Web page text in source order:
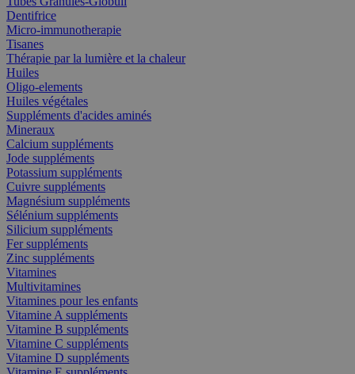
Dentifrice
Micro-immunotherapie
Tisanes
Thérapie par la lumière et la chaleur
Huiles
Oligo-elements
Huiles végétales
Suppléments d'acides aminés
Mineraux
Calcium suppléments
Jode suppléments
Potassium suppléments
Cuivre suppléments
Magnésium suppléments
Sélénium suppléments
Silicium suppléments
Fer suppléments
Zinc suppléments
Vitamines
Multivitamines
Vitamines pour les enfants
Vitamine A suppléments
Vitamine B suppléments
Vitamine C suppléments
Vitamine D suppléments